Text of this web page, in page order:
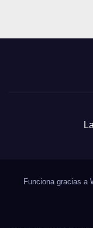
Funciona gracias a